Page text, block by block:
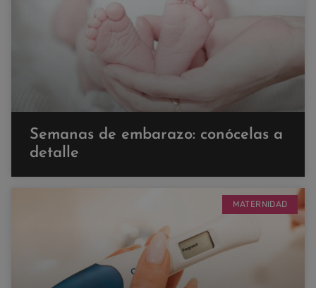
Semanas de embarazo: conócelas a
detalle
MATERNIDAD